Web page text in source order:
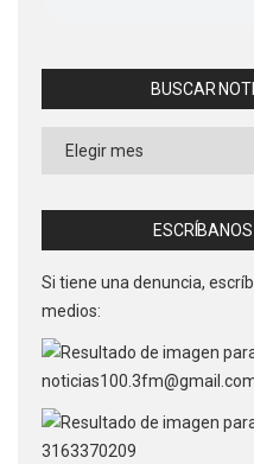
BUSCAR
Buscar
Si tiene una denuncia,
medios:
3163370209